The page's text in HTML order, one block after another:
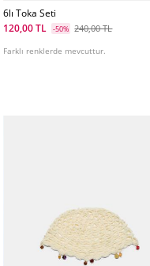
6lı Toka Seti
120,00 TL
-50% 240,00 TL
Farklı renklerde mevcuttur.